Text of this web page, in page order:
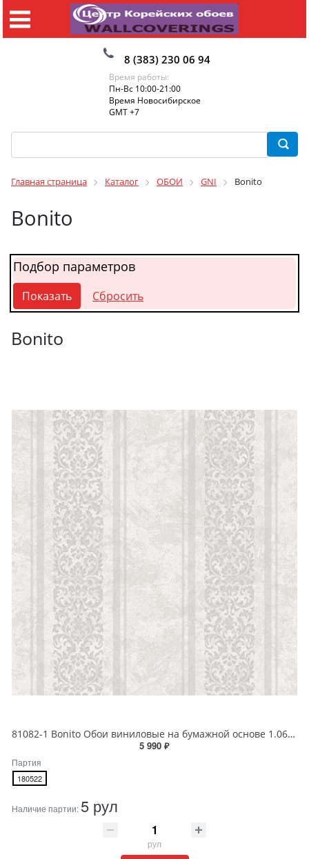
8 (383) 230 06 94
Время работы:
Пн-Вс 10:00-21:00
Время Новосибирское
GMT +7
Главная страница Каталог ОБОИ GNI Bonito
Bonito
Подбор параметров
Bonito
81082-1 Bonito Обои виниловые на бумажной основе 1.06*15.5
5 990 ₽
Партия
180522
Наличие партии: 5 рул
рул